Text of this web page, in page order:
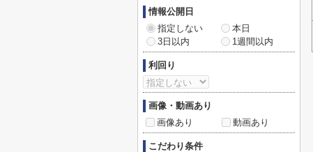
情報公開日
指定しない
本日
3日以内
1週間以内
利回り
画像・動画あり
画像あり
動画あり
こだわり条件